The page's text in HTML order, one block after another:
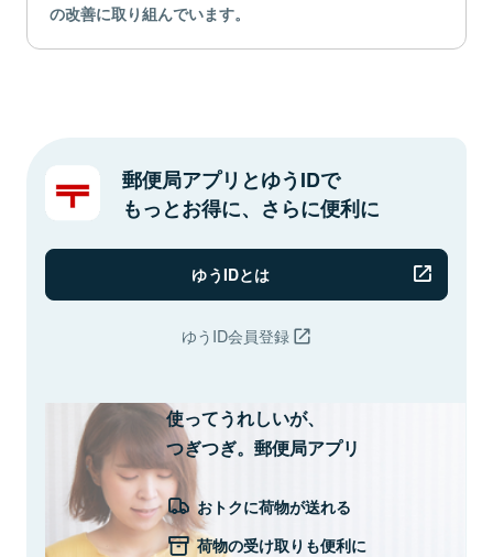
の改善に取り組んでいます。
郵便局アプリとゆうIDで
もっとお得に、さらに便利に
ゆうIDとは
ゆうID会員登録
使ってうれしいが、
つぎつぎ。郵便局アプリ
おトクに荷物が送れる
荷物の受け取りも便利に